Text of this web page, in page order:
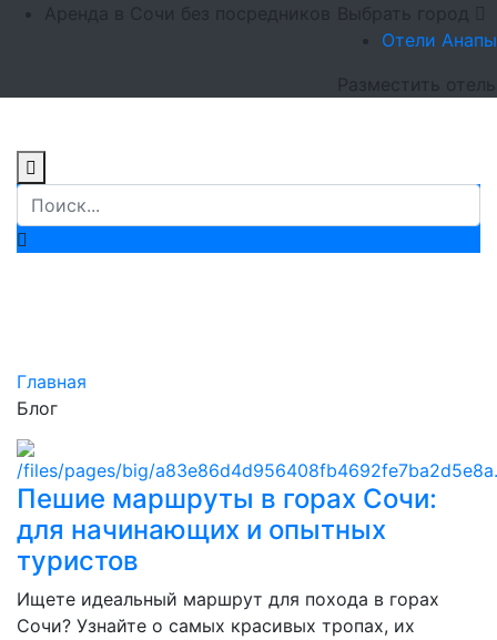
Аренда в Сочи без посредников
Выбрать город
Отели Анапы
Разместить отель
Главная
Блог
Пешие маршруты в горах Сочи:
для начинающих и опытных
туристов
Ищете идеальный маршрут для похода в горах
Сочи? Узнайте о самых красивых тропах, их